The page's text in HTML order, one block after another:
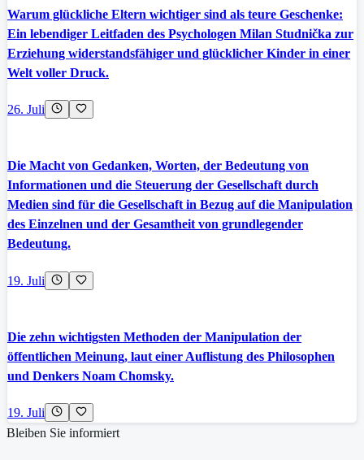
Warum glückliche Eltern wichtiger sind als teure Geschenke:
Ein lebendiger Leitfaden des Psychologen Milan Studnička zur
Erziehung widerstandsfähiger und glücklicher Kinder in einer
Welt voller Druck.
26. Juli
Die Macht von Gedanken, Worten, der Bedeutung von
Informationen und die Steuerung der Gesellschaft durch
Medien sind für die Gesellschaft in Bezug auf die Manipulation
des Einzelnen und der Gesamtheit von grundlegender
Bedeutung.
19. Juli
Die zehn wichtigsten Methoden der Manipulation der
öffentlichen Meinung, laut einer Auflistung des Philosophen
und Denkers Noam Chomsky.
19. Juli
Bleiben Sie informiert